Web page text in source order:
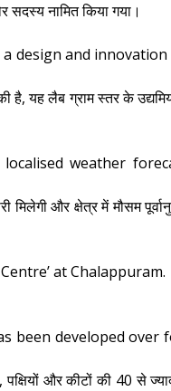
सदस्य नामित किया गया।
design and innovation
है, यह लैब ग्राम स्तर के
weather
और क्षेत्र में मौसम
at Chalappuram.
been developed over
और कीटों की 40 से